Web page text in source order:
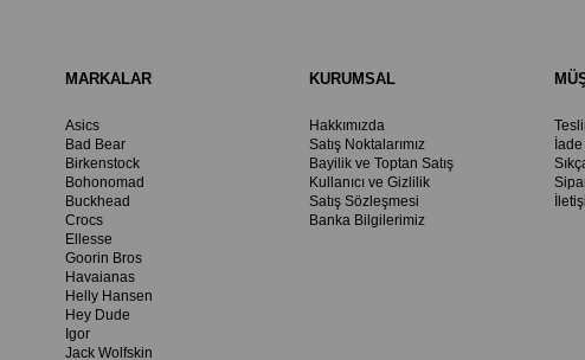
MARKALAR
Asics
Bad Bear
Birkenstock
Bohonomad
Buckhead
Crocs
Ellesse
Goorin Bros
Havaianas
Helly Hansen
Hey Dude
Igor
Jack Wolfskin
KURUMSAL
Hakkımızda
Satış Noktalarımız
Bayilik ve Toptan Satış
Kullanıcı ve Gizlilik
Satış Sözleşmesi
Banka Bilgilerimiz